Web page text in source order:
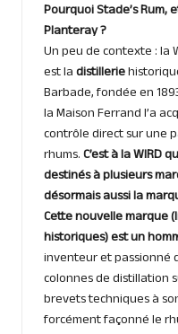
Pourquoi Stade’s
Planteray ?
Un peu de contexte : la
est ladistillerie
Barbade, fondée en
la Maison Ferrand l’a
contrôle direct sur une
rhums.C’est à la WIRD
destinés à plusieurs
désormais aussi la
Cette nouvelle marque
historiques) est un
inventeur et passionné
colonnes de distillation
brevets techniques à
forcément façonné le